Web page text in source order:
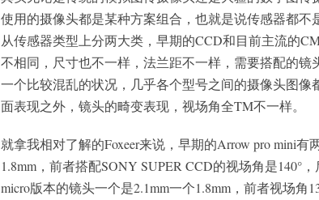
使用的摄像头都是某种方案组合，也就是说传感器都不
从传感器类型上分两大类，早期的CCD和目前主流的
不相同，尺寸也不一样，法兰距不一样，需要搭配的镜
一个比较混乱的状况，几乎各个型号之间的摄像头图像
面表现之外，镜头的畸变表现，视场角全TM不一样。
就拿我相对了解的Foxeer来说，早期的Arrow pro mini有
1.8mm，前者搭配SONY SUPER CCD的视场角是140°
micro版本的镜头一个是2.1mm一个1.8mm，前者视场角